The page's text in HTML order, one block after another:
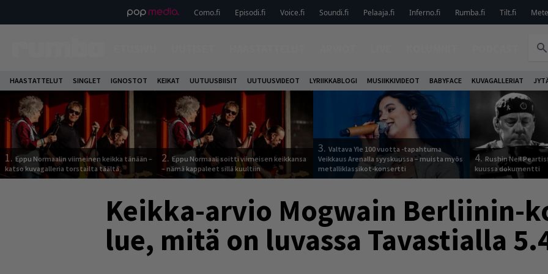
Como.fi Episodi.fi Voice.fi Soundi.fi Pelaaja.fi Inferno.fi Rumba.fi Tilt.fi
HAASTATTELUT SINGLET IGNOSTOT KEIKAT UUTUUSBIISIT UUTUUSVIDEOT LYRIIKKABLOGI MUSIIKKIVIDEOT BABYFACE KUVAGALLERIAT
1. Eppu Normaalin viimeinen keikka tänään –
katso kuvagalleria torstailta täältä
2. Eppu Normaali soitti viimeisen keikkansa
– nämä kappaleet sillä kuultiin
3. Valtava Yle 100 vuotta -tapahtuma
Veikkaus Arenalla syyskuussa – muista myös
metalliklassikot-konsertti
4. Rushin Neil
kuussa dokumentti
Keikka-arvio Mogwain Berliinin-
lue, mitä on luvassa Tavastialla